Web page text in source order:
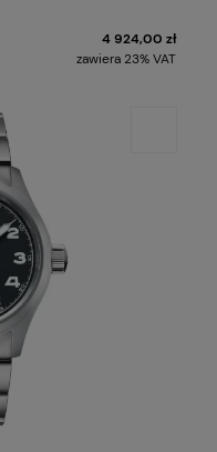
4 924,00 zł
zawiera 23% VAT